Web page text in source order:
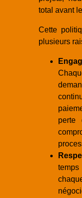
total avant
Cette
plusieurs
perte